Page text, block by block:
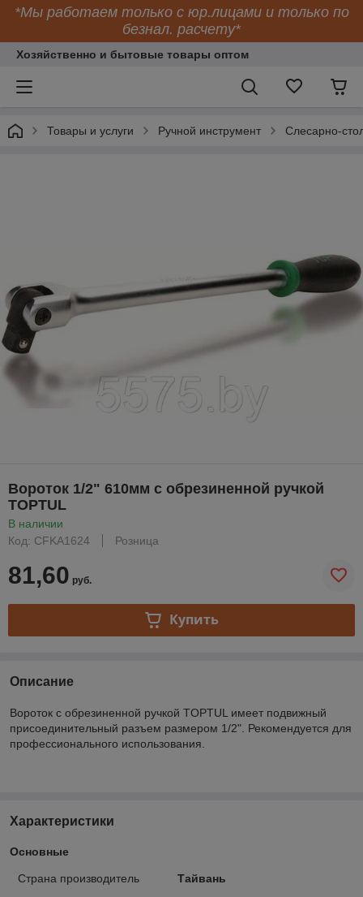
*Мы работаем только с юр.лицами и только по
безнал. расчету*
Хозяйственно и бытовые товары оптом
Товары и услуги Ручной инструмент Слесарно-
Вороток 1/2" 610мм с обрезиненной ручкой
TOPTUL
В наличии
Код: CFKA1624
Розница
81,60 руб.
Купить
Описание
Вороток с обрезиненной ручкой TOPTUL имеет подвижный
присоединительный разъем размером 1/2". Рекомендуется для
профессионального использования.
Характеристики
Основные
Страна производитель Тайвань